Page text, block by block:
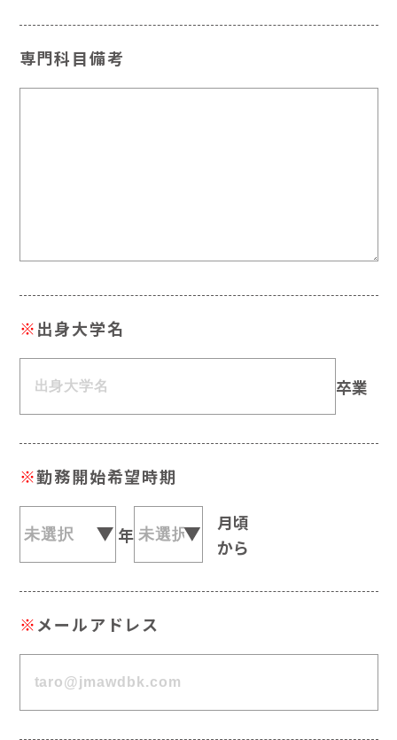
専門科目備考
※出身大学名
卒業
※勤務開始希望時期
年
月頃
から
※メールアドレス